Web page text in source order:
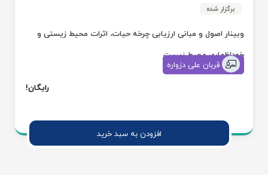
وبینار اصول و مبانی ارزیابی چرخه حیات، اثرات محیط زیستی و
خوداظهاری محیط زیست
برگزار شده
قربان علی دزواره
رایگان!